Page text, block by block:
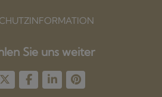
Sie uns weiter